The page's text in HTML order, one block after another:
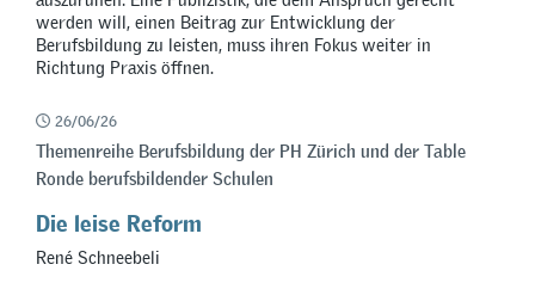
werden will, einen Beitrag zur Entwicklung der
Berufsbildung zu leisten, muss ihren Fokus weiter in
Richtung Praxis öffnen.
26/06/26
Themenreihe Berufsbildung der PH Zürich und der Table
Ronde berufsbildender Schulen
Die leise Reform
René Schneebeli